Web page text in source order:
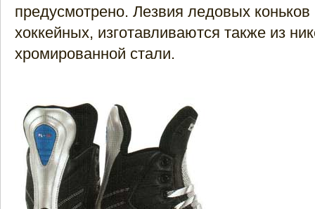
предусмотрено. Лезвия ледовых коньков
хоккейных, изготавливаются также из
хромированной стали.